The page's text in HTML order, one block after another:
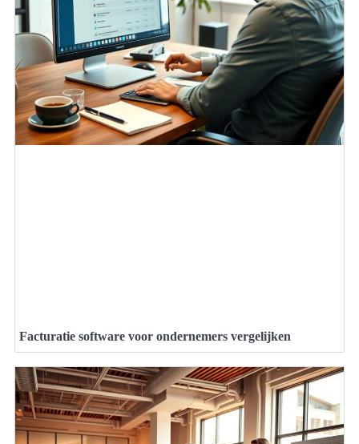
Facturatie software voor ondernemers vergelijken